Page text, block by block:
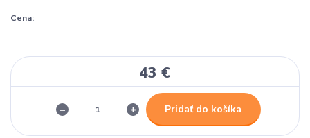
Cena:
43 €
Pridať do košíka